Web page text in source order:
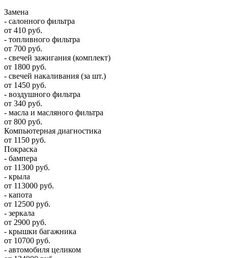
Замена
- салонного фильтра
от 410 руб.
- топливного фильтра
от 700 руб.
- свечей зажигания (комплект)
от 1800 руб.
- свечей накаливания (за шт.)
от 1450 руб.
- воздушного фильтра
от 340 руб.
- масла и масляного фильтра
от 800 руб.
Компьютерная диагностика
от 1150 руб.
Покраска
- бампера
от 11300 руб.
- крыла
от 113000 руб.
- капота
от 12500 руб.
- зеркала
от 2900 руб.
- крышки багажника
от 10700 руб.
- автомобиля целиком